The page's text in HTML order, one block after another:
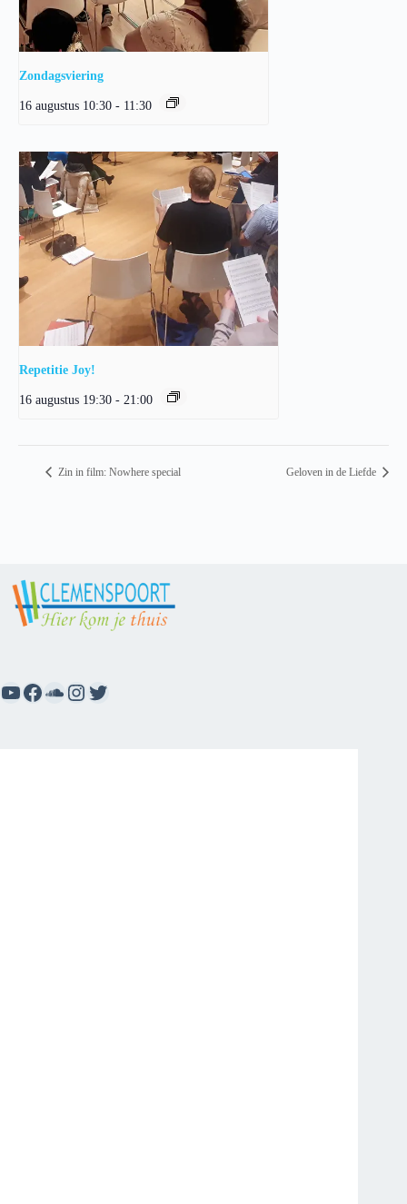
Zondagsviering
16 augustus 10:30 - 11:30
Repetitie Joy!
16 augustus 19:30 - 21:00
Zin in film: Nowhere special Geloven in de Liefde
YouTube
Facebook
SoundCloud
Instagram
Twitter